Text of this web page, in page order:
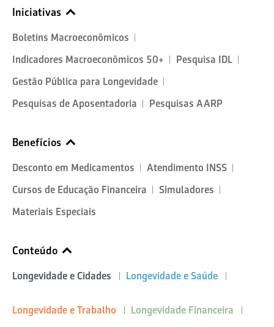
Iniciativas
Boletins Macroeconômicos
Indicadores Macroeconômicos 50+
Pesquisa IDL
Gestão Pública para Longevidade
Pesquisas de Aposentadoria
Pesquisas AARP
Benefícios
Desconto em Medicamentos
Atendimento INSS
Cursos de Educação Financeira
Simuladores
Materiais Especiais
Conteúdo
Longevidade e Cidades Longevidade e Saúde
Longevidade e Trabalho Longevidade Financeira